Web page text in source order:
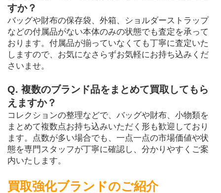
すか？
バッグや財布の保存袋、外箱、ショルダーストラップ
などの付属品がない本体のみの状態でも査定を承って
おります。付属品が揃っていなくても丁寧に査定いた
しますので、お気になさらずお気軽にお持ち込みくだ
さいませ。
Q. 複数のブランド品をまとめて買取してもら
えますか？
コレクションの整理などで、バッグや財布、小物類を
まとめて複数点お持ち込みいただく形も歓迎しており
ます。点数が多い場合でも、一点一点の市場価値や状
態を専門スタッフが丁寧に確認し、分かりやすくご案
内いたします。
買取強化ブランドのご紹介